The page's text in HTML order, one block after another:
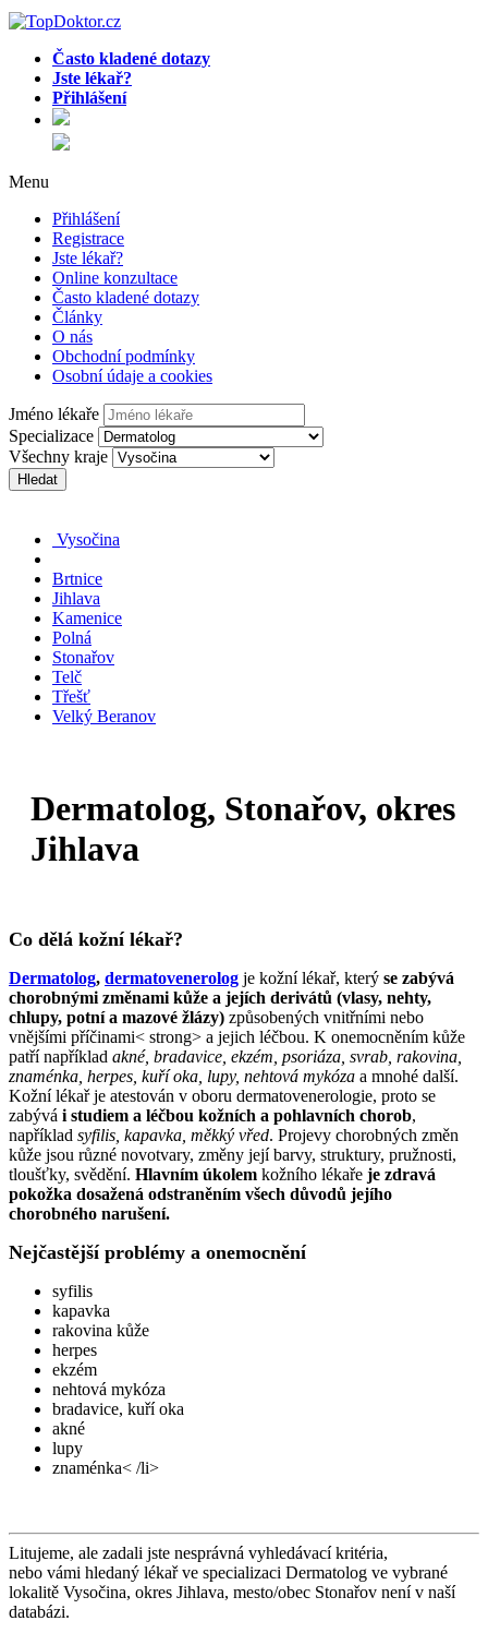
Často kladené dotazy
Jste lékař?
Přihlášení
Menu
Přihlášení
Registrace
Jste lékař?
Online konzultace
Často kladené dotazy
Články
O nás
Obchodní podmínky
Osobní údaje a cookies
Jméno lékaře
Specializace
Všechny kraje
Hledat
Vysočina
Brtnice
Jihlava
Kamenice
Polná
Stonařov
Telč
Třešť
Velký Beranov
Dermatolog, Stonařov, okres
Jihlava
Co dělá kožní lékař?
Dermatolog, dermatovenerolog je kožní lékař, který se zabývá
chorobnými změnami kůže a jejích derivátů (vlasy, nehty,
chlupy, potní a mazové žlázy) způsobených vnitřními nebo
vnějšími příčinami< strong> a jejich léčbou. K onemocněním kůže
patří například akné, bradavice, ekzém, psoriáza, svrab, rakovina,
znaménka, herpes, kuří oka, lupy, nehtová mykóza a mnohé další.
Kožní lékař je atestován v oboru dermatovenerologie, proto se
zabývá i studiem a léčbou kožních a pohlavních chorob,
například syfilis, kapavka, měkký vřed. Projevy chorobných změn
kůže jsou různé novotvary, změny její barvy, struktury, pružnosti,
tloušťky, svědění. Hlavním úkolem kožního lékaře je zdravá
pokožka dosažená odstraněním všech důvodů jejího
chorobného narušení.
Nejčastější problémy a onemocnění
syfilis
kapavka
rakovina kůže
herpes
ekzém
nehtová mykóza
bradavice, kuří oka
akné
lupy
znaménka< /li>
Litujeme, ale zadali jste nesprávná vyhledávací kritéria,
nebo vámi hledaný lékař ve specializaci Dermatolog ve vybrané
lokalitě Vysočina, okres Jihlava, mesto/obec Stonařov není v naší
databázi.